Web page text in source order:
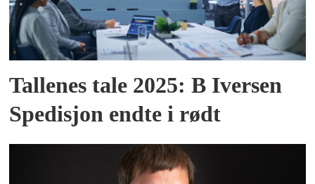
Tallenes tale 2025: B Iversen
Spedisjon endte i rødt